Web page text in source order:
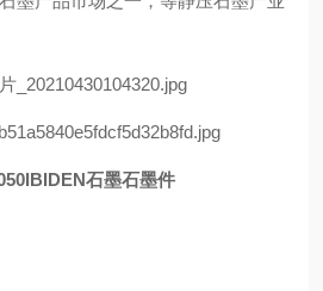
石墨石墨件